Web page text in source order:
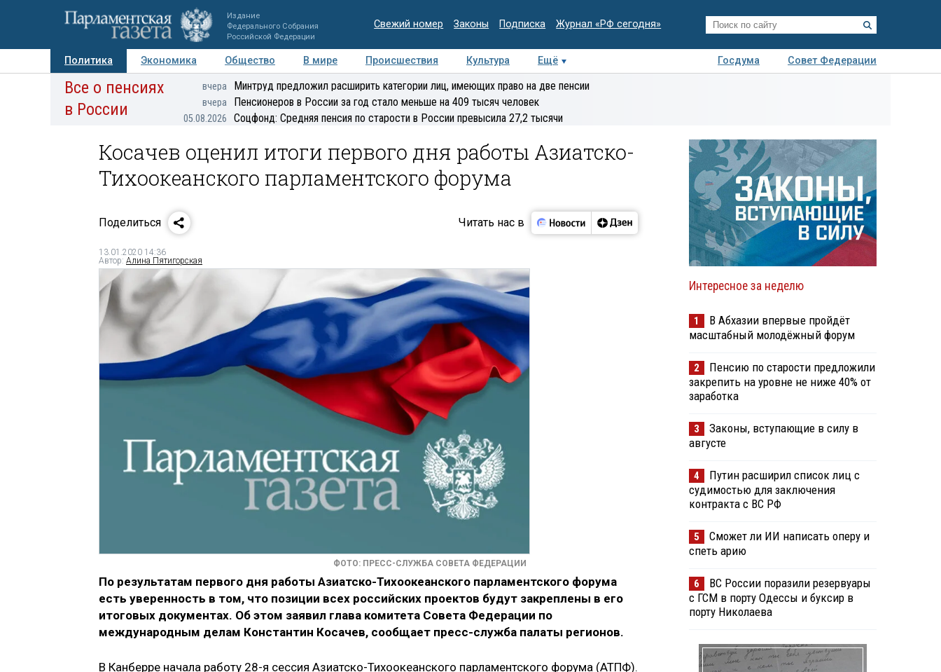
Издание
Федерального Собрания
Российской Федерации
Свежий номер Законы Подписка Журнал «РФ сегодня»
Политика Экономика Общество В мире Происшествия Культура Ещё Госдума
Совет Федерации
Авторы Персоны Мнения Регионы Медиацентр Интервью Колумнисты
Деловая
Все о пенсиях
в России
вчера Минтруд предложил расширить категории лиц, имеющих право на две пенсии
вчера Пенсионеров в России за год стало меньше на 409 тысяч человек
05.08.2026 Соцфонд: Средняя пенсия по старости в России превысила 27,2 тысячи
Косачев оценил итоги первого дня работы Азиатско-
Тихоокеанского парламентского форума
Поделиться Читать нас в
13.01.2020 14:36
Автор: Алина Пятигорская
ФОТО: ПРЕСС-СЛУЖБА СОВЕТА ФЕДЕРАЦИИ
По результатам первого дня работы Азиатско-Тихоокеанского парламентского форума
есть уверенность в том, что позиции всех российских проектов будут закреплены в его
итоговых документах. Об этом заявил глава комитета Совета Федерации по
международным делам Константин Косачев, сообщает пресс-служба палаты регионов.
В Канберре начала работу 28-я сессия Азиатско-Тихоокеанского парламентского форума (АТПФ).
Интересное за неделю
1
В Абхазии впервые пройдёт
масштабный молодёжный форум
2
Пенсию по старости предложили
закрепить на уровне не ниже 40% от
заработка
3
Законы, вступающие в силу в
августе
4
Путин расширил список лиц с
судимостью для заключения
контракта с ВС РФ
5
Сможет ли ИИ написать оперу и
спеть арию
6
ВС России поразили резервуары
с ГСМ в порту Одессы и буксир в
порту Николаева